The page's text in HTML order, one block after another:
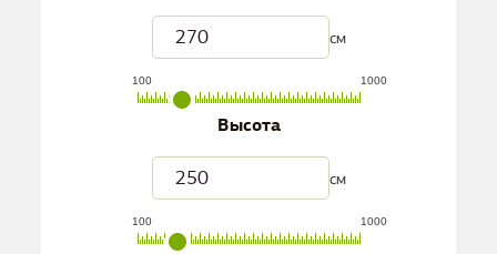
см
100 1000
Высота
см
100 1000